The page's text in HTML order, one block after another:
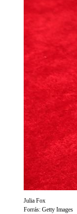
Julia Fox
Forrás: Getty Images